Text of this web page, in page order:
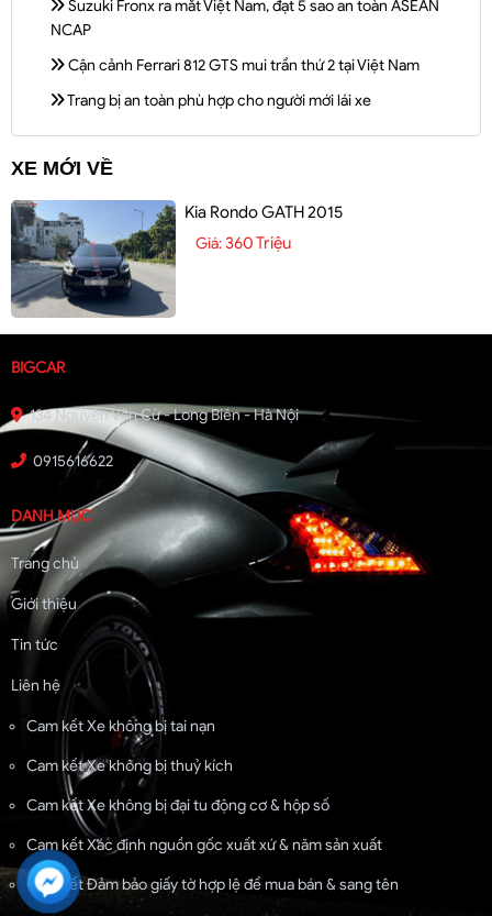
Suzuki Fronx ra mắt Việt Nam, đạt 5 sao an toàn ASEAN
NCAP
Cận cảnh Ferrari 812 GTS mui trần thứ 2 tại Việt Nam
Trang bị an toàn phù hợp cho người mới lái xe
XE MỚI VỀ
Kia Rondo GATH 2015
Giá:360 Triệu
BIGCAR
134 Nguyễn Văn Cừ - Long Biên - Hà Nội
0915616622
DANH MỤC
Trang chủ
Giới thiệu
Tin tức
Liên hệ
Cam kết Xe không bị tai nạn
Cam kết Xe không bị thuỷ kích
Cam kết Xe không bị đại tu động cơ & hộp số
Cam kết Xác định nguồn gốc xuất xứ & năm sản xuất
Cam kết Đảm bảo giấy tờ hợp lệ để mua bán & sang tên